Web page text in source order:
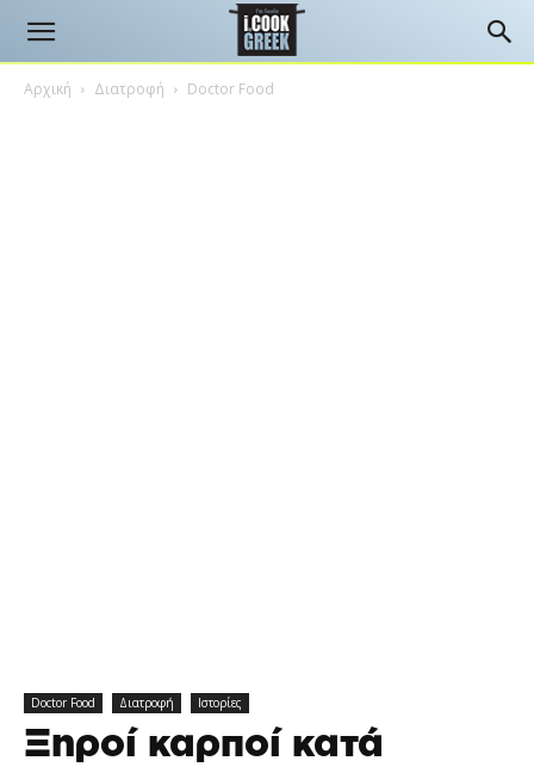
Αρχική Διατροφή Doctor Food
Doctor Food Διατροφή Ιστορίες
Ξηροί καρποί κατά